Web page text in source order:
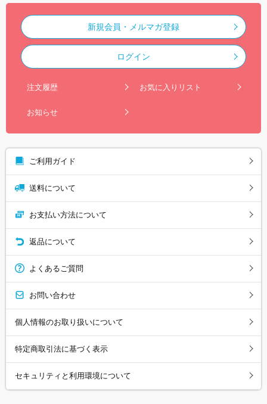
新規会員・メルマガ登録
ログイン
注文履歴 お気に入りリスト
お知らせ
ご利用ガイド
送料について
お支払い方法について
返品について
よくあるご質問
お問い合わせ
個人情報のお取り扱いについて
特定商取引法に基づく表示
セキュリティと利用環境について